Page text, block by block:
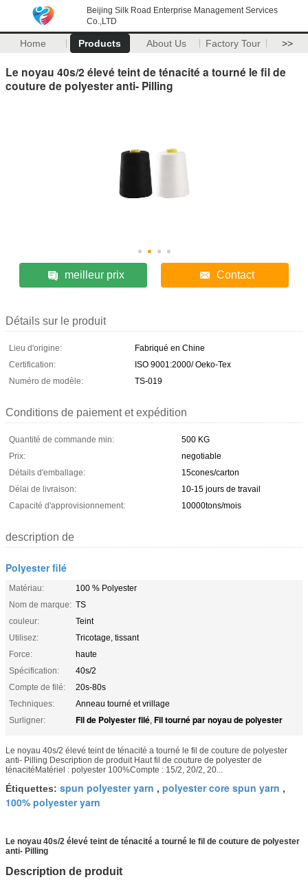
Beijing Silk Road Enterprise Management Services
Co.,LTD
Home Products About Us Factory Tour >>
Le noyau 40s/2 élevé teint de ténacité a tourné le fil de
couture de polyester anti- Pilling
meilleur prix Contact
Détails sur le produit
Lieu d'origine:
Fabriqué en Chine
Certification:
ISO 9001:2000/ Oeko-Tex
Numéro de modèle:
TS-019
Conditions de paiement et expédition
Quantité de commande min:
500 KG
Prix:
negotiable
Détails d'emballage:
15cones/carton
Délai de livraison:
10-15 jours de travail
Capacité d'approvisionnement:
10000tons/mois
description de
Polyester filé
Matériau:
100 % Polyester
Nom de marque: TS
couleur:
Teint
Utilisez:
Tricotage, tissant
Force:
haute
Spécification:
40s/2
Compte de filé:
20s-80s
Techniques:
Anneau tourné et vrillage
Surligner:
Fil de Polyester filé, Fil tourné par noyau de polyester
Le noyau 40s/2 élevé teint de ténacité a tourné le fil de couture de polyester
anti- Pilling Description de produit Haut fil de couture de polyester de
ténacitéMatériel : polyester 100%Compte : 15/2, 20/2, 20...
Étiquettes: spun polyester yarn , polyester core spun yarn ,
100% polyester yarn
Le noyau 40s/2 élevé teint de ténacité a tourné le fil de couture de polyester
anti- Pilling
Description de produit